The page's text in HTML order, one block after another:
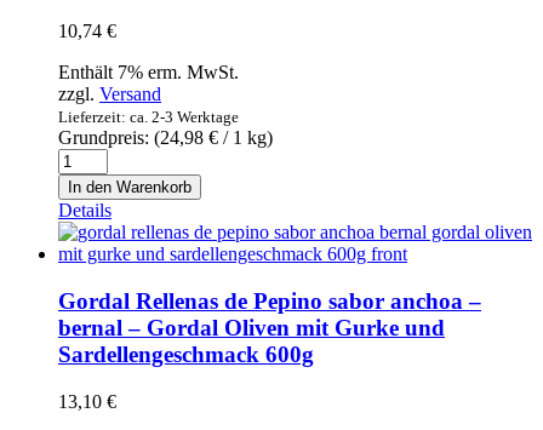
aus
Menge
10,74 €
Enthält 7% erm. MwSt.
zzgl. Versand
Lieferzeit: ca. 2-3 Werktage
Grundpreis: (24,98 € / 1 kg)
Dulce
de
Leche
-
Chimbote
-
Milchkaramellcreme
430g
Menge
In den Warenkorb
Details
Gordal Rellenas de Pepino sabor anchoa –
bernal – Gordal Oliven mit Gurke und
Sardellengeschmack 600g
13,10 €